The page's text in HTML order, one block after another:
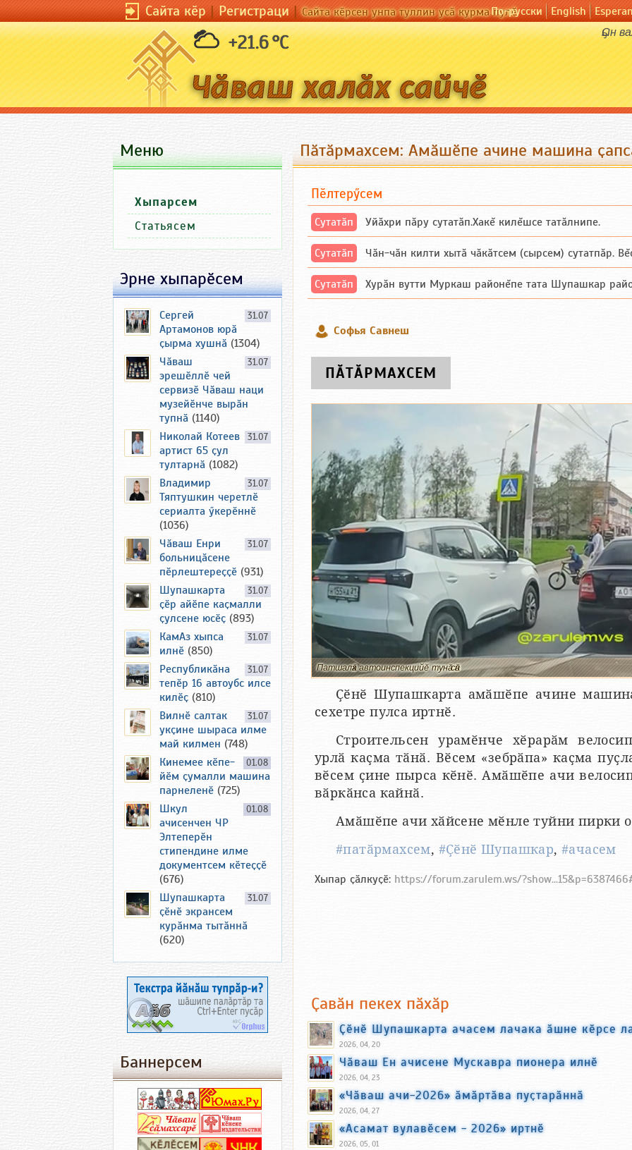
Сайта кӗр|Регистраци|Сайта кӗрсен унпа туллин усӑ курма пулӗПо-русски English
+21.6 °C Ҫын
Пӑтӑрмахсем: Амӑшӗпе ачине машина
Пӗлтерӳсем
Сутатӑп Уйăхри пăру сутатăп.Хакĕ килĕшсе татăлнипе.
Сутатӑп Чăн-чăн килти хытă чăкăтсем (сырсем) сутатпăр.
Сутатӑп Хурăн вутти Муркаш районĕпе тата Шупашкар
Софья Савнеш
ПӐТӐРМАХСЕМ
Патшалӑх автоинспекцийӗ тунӑ сӑн
Ҫӗнӗ Шупашкарта амӑшӗпе ачине
сехетре пулса иртнӗ.
Строительсен урамӗнче хӗрарӑм
урлӑ каҫма тӑнӑ. Вӗсем «зебрӑпа» каҫма
вӗсем ҫине пырса кӗнӗ. Амӑшӗпе ачи
вӑркӑнса кайнӑ.
Амӑшӗпе ачи хӑйсене мӗнле туйни пирки
#патӑрмахсем, #Ҫӗнӗ Шупашкар,#ачасем
Хыпар ҫӑлкуҫӗ: https://forum.zarulem.ws/
Ҫавӑн пекех пӑхӑр
Ҫӗнӗ Шупашкарта ачасем лачака ӑшне кӗрсе
2026, 04, 20
Чӑваш Ен ачисене Мускавра пионера илнӗ
2026, 04, 23
«Чӑваш ачи-2026» ӑмӑртӑва пуҫтарӑннӑ
2026, 04, 27
«Асамат вулавӗсем - 2026» иртнӗ
2026, 05, 01
Меню
Хыпарсем
Статьясем
Эрне хыпарӗсем
31.07
Сергей
Артамонов юрӑ
ҫырма хушнӑ (1304)
31.07
Чӑваш
эрешӗллӗ чей
сервизӗ Чӑваш наци
музейӗнче вырӑн
тупнӑ (1140)
31.07
Николай Котеев
артист 65 ҫул
тултарнӑ (1082)
31.07
Владимир
Тяптушкин черетлӗ
сериалта ӳкерӗннӗ
(1036)
31.07
Чӑваш Енри
больницӑсене
пӗрлештереҫҫӗ (931)
31.07
Шупашкарта
ҫӗр айӗпе каҫмалли
ҫулсене юсӗҫ (893)
31.07
КамАз хыпса
илнӗ (850)
31.07
Республикӑна
тепӗр 16 автоубс илсе
килӗҫ (810)
31.07
Вилнӗ салтак
укҫине шыраса илме
май килмен (748)
01.08
Кинемее кӗпе-
йӗм ҫумалли машина
парнеленӗ (725)
01.08
Шкул
ачисенчен ЧР
Элтеперӗн
стипендине илме
документсем кӗтеҫҫӗ
(676)
31.07
Шупашкарта
ҫӗнӗ экрансем
курӑнма тытӑннӑ
(620)
Баннерсем